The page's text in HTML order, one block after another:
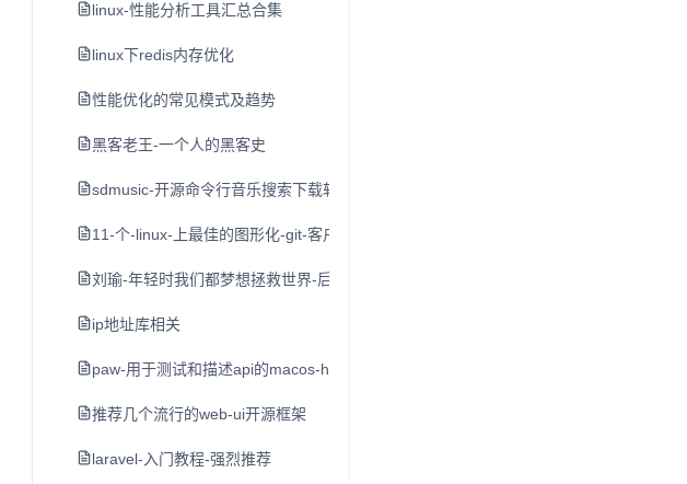
linux-性能分析工具汇总合集
linux下redis内存优化
性能优化的常见模式及趋势
黑客老王-一个人的黑客史
sdmusic-开源命令行音乐搜索下载软件
11-个-linux-上最佳的图形化-git-客户端
刘瑜-年轻时我们都梦想拯救世界-后来
ip地址库相关
paw-用于测试和描述api的macos-http客户端
推荐几个流行的web-ui开源框架
laravel-入门教程-强烈推荐